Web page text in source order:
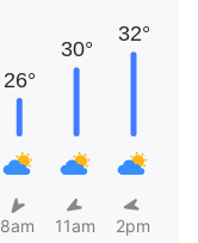
8am 11am 2pm